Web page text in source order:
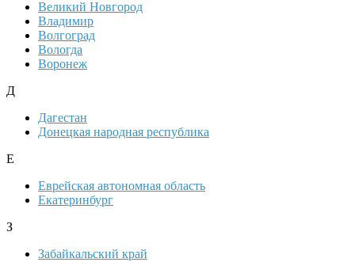
Великий Новгород
Владимир
Волгоград
Вологда
Воронеж
Д
Дагестан
Донецкая народная республика
Е
Еврейская автономная область
Екатеринбург
З
Забайкальский край